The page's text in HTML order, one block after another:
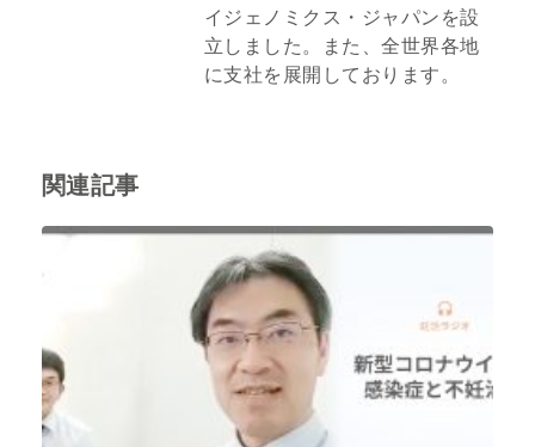
イジェノミクス・ジャパンを設
立しました。また、全世界各地
に支社を展開しております。
関連記事